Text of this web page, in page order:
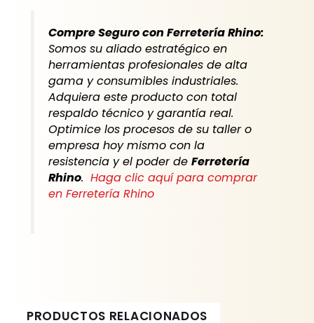
Compre Seguro con Ferretería Rhino:
Somos su aliado estratégico en
herramientas profesionales de alta
gama y consumibles industriales.
Adquiera este producto con total
respaldo técnico y garantía real.
Optimice los procesos de su taller o
empresa hoy mismo con la
resistencia y el poder deFerretería
Rhino.Haga clic aquí para comprar
en Ferretería Rhino